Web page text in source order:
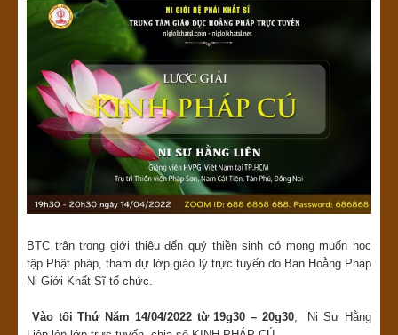
BTC trân trọng giới thiệu đến quý thiền sinh có mong muốn học
tập Phật pháp, tham dự lớp giáo lý trực tuyến do Ban Hoằng Pháp
Ni Giới Khất Sĩ tổ chức.
Vào tối Thứ Năm 14/04/2022 từ 19g30 – 20g30, Ni Sư Hằng